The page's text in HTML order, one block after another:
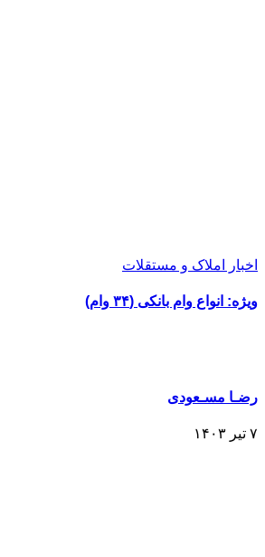
اخبار املاک و مستقلات
ویژه: انواع وام بانکی (۳۴ وام)
رضـا مسـعودی
۷ تیر ۱۴۰۳